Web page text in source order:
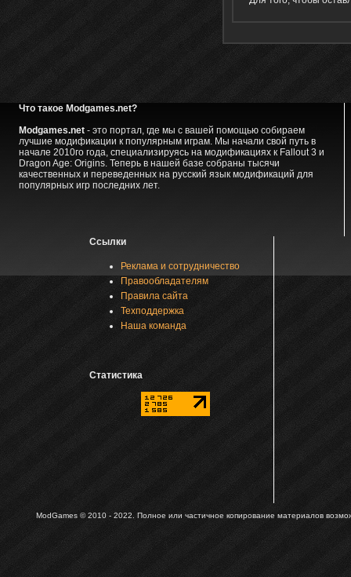
Что такое Modgames.net?
Modgames.net- это портал, где мы с вашей помощью собираем
лучшие модификации к популярным играм. Мы начали свой путь в
начале 2010го года, специализируясь на модификациях к Fallout 3 и
Dragon Age: Origins. Теперь в нашей базе собраны тысячи
качественных и переведенных на русский язык модификаций для
популярных игр последних лет.
Ссылки
Реклама и сотрудничество
Правообладателям
Правила сайта
Техподдержка
Наша команда
Статистика
ModGames © 2010 - 2022. Полное или частичное копирование материалов